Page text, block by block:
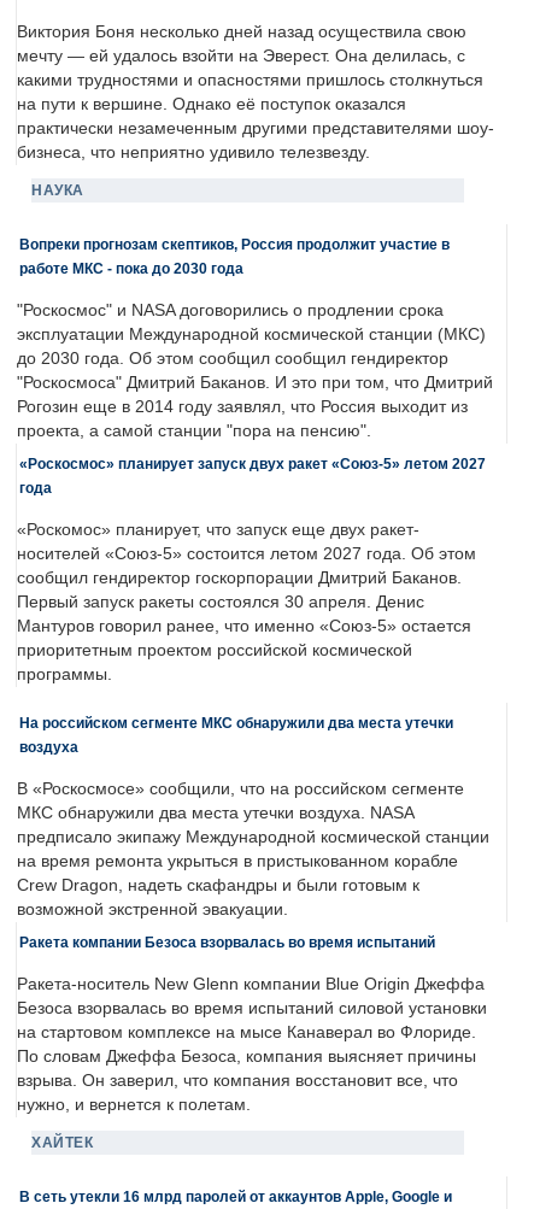
Виктория Боня несколько дней назад осуществила свою
мечту — ей удалось взойти на Эверест. Она делилась, с
какими трудностями и опасностями пришлось столкнуться
на пути к вершине. Однако её поступок оказался
практически незамеченным другими представителями шоу-
бизнеса, что неприятно удивило телезвезду.
НАУКА
Вопреки прогнозам скептиков, Россия продолжит участие в
работе МКС - пока до 2030 года
"Роскосмос" и NASA договорились о продлении срока
эксплуатации Международной космической станции (МКС)
до 2030 года. Об этом сообщил сообщил гендиректор
"Роскосмоса" Дмитрий Баканов. И это при том, что Дмитрий
Рогозин еще в 2014 году заявлял, что Россия выходит из
проекта, а самой станции "пора на пенсию".
«Роскосмос» планирует запуск двух ракет «Союз-5» летом 2027
года
«Роскомос» планирует, что запуск еще двух ракет-
носителей «Союз-5» состоится летом 2027 года. Об этом
сообщил гендиректор госкорпорации Дмитрий Баканов.
Первый запуск ракеты состоялся 30 апреля. Денис
Мантуров говорил ранее, что именно «Союз-5» остается
приоритетным проектом российской космической
программы.
На российском сегменте МКС обнаружили два места утечки
воздуха
В «Роскосмосе» сообщили, что на российском сегменте
МКС обнаружили два места утечки воздуха. NASA
предписало экипажу Международной космической станции
на время ремонта укрыться в пристыкованном корабле
Crew Dragon, надеть скафандры и были готовым к
возможной экстренной эвакуации.
Ракета компании Безоса взорвалась во время испытаний
Ракета-носитель New Glenn компании Blue Origin Джеффа
Безоса взорвалась во время испытаний силовой установки
на стартовом комплексе на мысе Канаверал во Флориде.
По словам Джеффа Безоса, компания выясняет причины
взрыва. Он заверил, что компания восстановит все, что
нужно, и вернется к полетам.
ХАЙТЕК
В сеть утекли 16 млрд паролей от аккаунтов Apple, Google и